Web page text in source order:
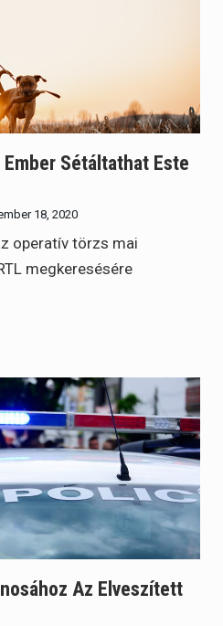
Sétáltathat Este
18, 2020
operatív törzs mai
megkeresésére
Az Elveszített